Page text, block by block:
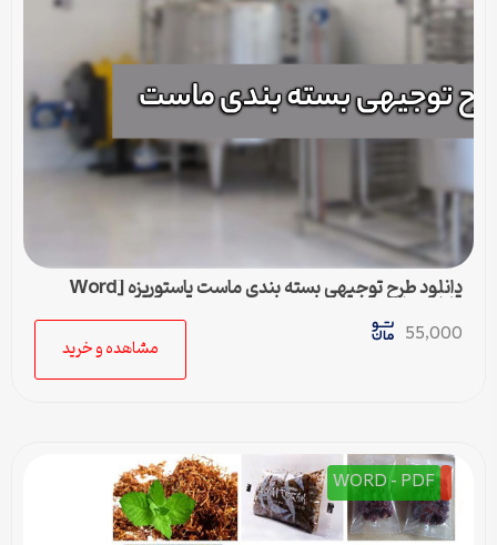
دانلود طرح توجیهی بسته بندی ماست پاستوریزه [Word
قابل ویرایش]
55,000
مشاهده و خرید
WORD - PDF